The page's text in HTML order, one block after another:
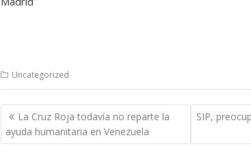
Uncategorized
Navegación
de
entradas
La Cruz Roja todavía no reparte la
ayuda humanitaria en Venezuela
SIP,